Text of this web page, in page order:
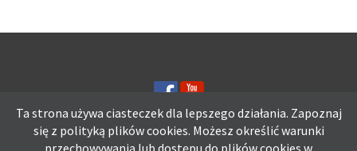
Ta strona używa ciasteczek dla lepszego działania. Zapoznaj
się z polityką plikówcookies. Możesz określić warunki
przechowywania lub dostępu do plików cookies w